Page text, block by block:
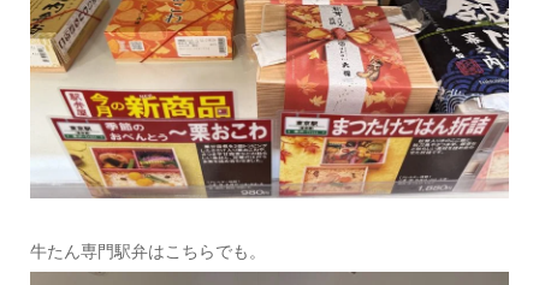
牛たん専門駅弁はこちらでも。